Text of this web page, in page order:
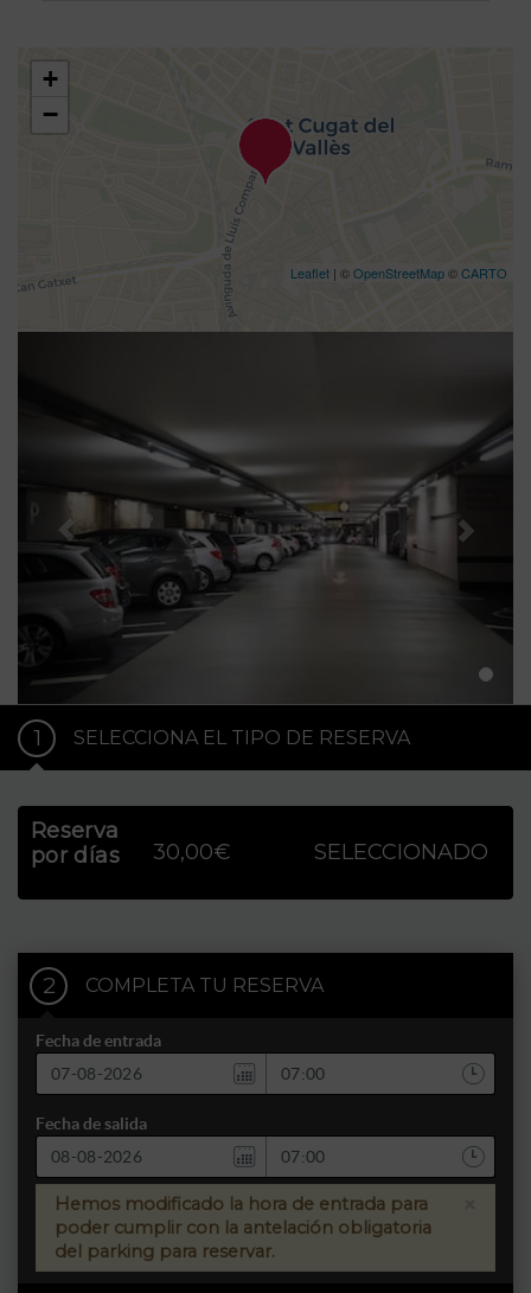
+
−
Leaflet | ©OpenStreetMap©CARTO
1 SELECCIONA EL TIPO DE RESERVA
Reserva
por días
30,00€ SELECCIONADO
2 COMPLETA TU RESERVA
Fecha de entrada
Fecha de salida
Hemos modificado la hora de entrada para
poder cumplir con la antelación obligatoria
del parking para reservar.